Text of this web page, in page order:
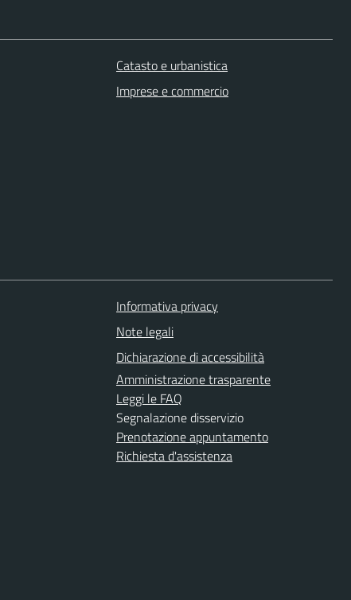
Catasto e urbanistica
Imprese e commercio
Informativa privacy
Note legali
Dichiarazione di accessibilità
Amministrazione trasparente
Leggi le FAQ
Segnalazione disservizio
Prenotazione appuntamento
Richiesta d'assistenza